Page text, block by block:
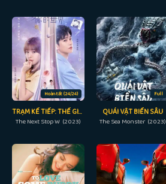
Hoàn tất (24/24)
TRẠM KẾ TIẾP: THẾ GIỚI CỦA ANH
The Next Stop W (2023)
Full
QUÁI VẬT BIỂN SÂU
The Sea Monster (2023)